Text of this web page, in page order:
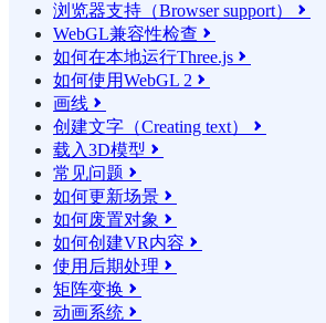
浏览器支持（Browser support） 
WebGL兼容性检查 
如何在本地运行Three.js 
如何使用WebGL 2 
画线 
创建文字（Creating text） 
载入3D模型 
常见问题 
如何更新场景 
如何废置对象 
如何创建VR内容 
使用后期处理 
矩阵变换 
动画系统 